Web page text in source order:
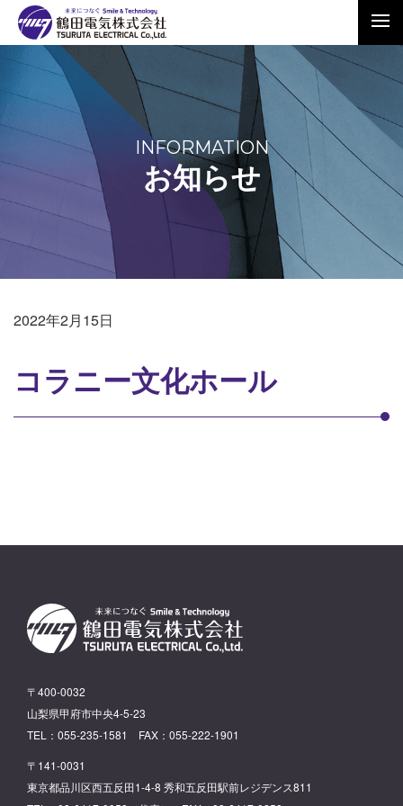
INFORMATION
お知らせ
2022年2月15日
コラニー文化ホール
〒400-0032
山梨県甲府市中央4-5-23
TEL：055-235-1581 FAX：055-222-1901
〒141-0031
東京都品川区西五反田1-4-8 秀和五反田駅前レジデンス811